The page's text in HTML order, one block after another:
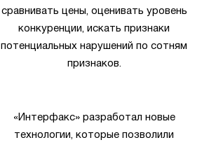
сравнивать цены, оценивать уровень
конкуренции, искать признаки
потенциальных нарушений по сотням
признаков.
«Интерфакс» разработал новые
технологии, которые позволили